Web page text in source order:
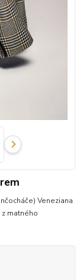
Veneziana
matného